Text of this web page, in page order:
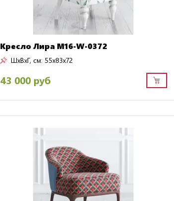
Кресло Лира M16-W-0372
ШxВxГ, см: 55x83x72
43 000 руб